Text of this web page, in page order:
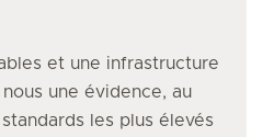
et une infrastructure
une évidence, au
les plus élevés